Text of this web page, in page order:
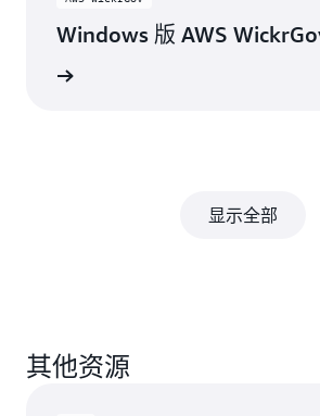
Windows 版 AWS
显示全部
其他资源